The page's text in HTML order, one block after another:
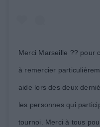
Merci Marseille ?? pour
à remercier
aide lors des deux
les personnes qui
tournoi. Merci à tous